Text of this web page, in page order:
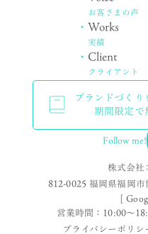
お客さまの声
・Works
実績
・ Client
クライアント
ブランドづくり
期間限定で
Follow me!
株式会
812-0025 福岡県福岡
[
営業時間：10:00〜
プライバシーポリシ